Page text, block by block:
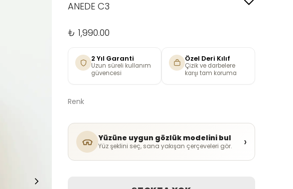
ANEDE C3
₺ 1,990.00
2 Yıl Garanti
Uzun süreli kullanım
güvencesi
Özel Deri Kılıf
Çizik ve darbelere
karşı tam koruma
Renk
Yüzüne uygun gözlük modelini bul
Yüz şeklini seç, sana yakışan çerçeveleri gör. ›